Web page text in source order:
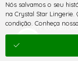
SITE 100% SEGURO
Nós salvamos o seu
na Crystal Star
condição. Conheça nossa